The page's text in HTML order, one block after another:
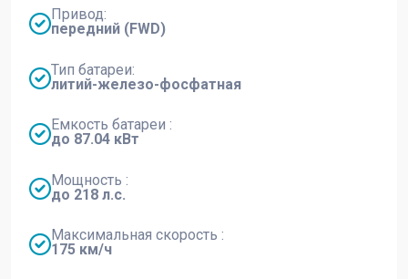
Привод:
передний (FWD)
Тип батареи:
литий-железо-фосфатная
Емкость батареи :
до 87.04 кВт
Мощность :
до 218 л.с.
Максимальная скорость :
175 км/ч